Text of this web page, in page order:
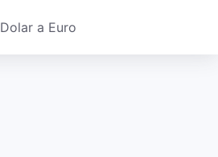
Dolar a Euro